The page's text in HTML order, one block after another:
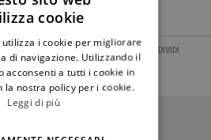
produce mosti aulici,
FOTO DI PASQUALE BUFFA CONDIVIDI
ENGLISH
cookie
utilizza i cookie per migliorare
di navigazione. Utilizzando il
acconsenti a tutti i cookie in
la nostra policy per i cookie.
Leggi di più